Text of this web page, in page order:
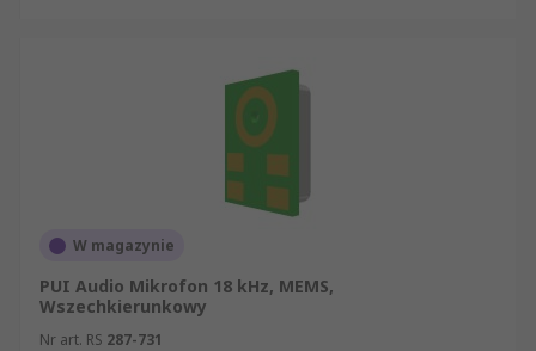
W magazynie
PUI Audio Mikrofon 18 kHz, MEMS,
Wszechkierunkowy
Nr art. RS 287-731